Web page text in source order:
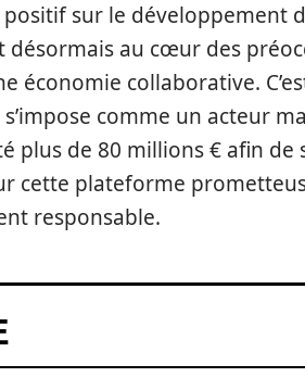
sur le développement
au cœur des
économie collaborative.
s’impose comme un acteur
plus de 80 millions € afin
cette plateforme
responsable.